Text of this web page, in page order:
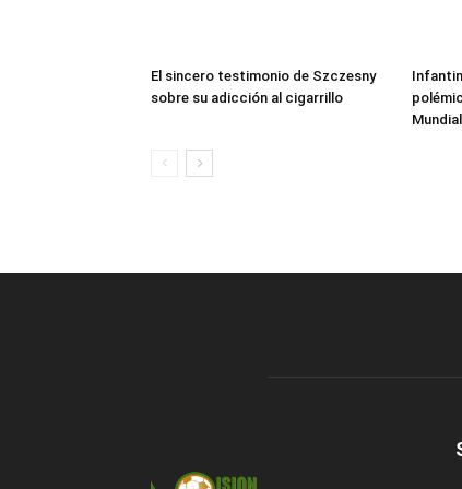
El sincero testimonio de Szczesny
sobre su adicción al cigarrillo
Mundial